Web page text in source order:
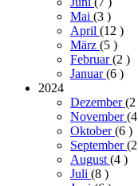
Mai (3 )
April (12 )
März (5 )
Februar(2 )
Januar(6 )
2024
Dezember(2
November(4
Oktober(6 )
September(2
August (4 )
Juli (8 )